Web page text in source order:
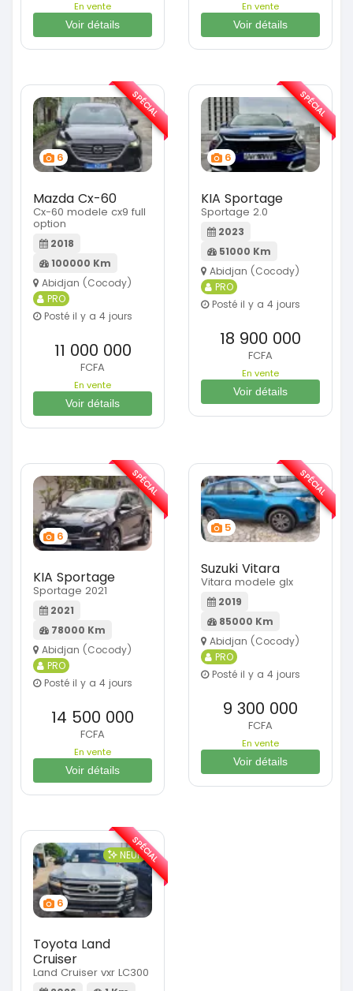
En vente
Voir détails
En vente
Voir détails
6
Mazda Cx-60
Cx-60 modele cx9 full
option
2018
100000 Km
Abidjan (Cocody)
PRO
Posté il y a 4 jours
11 000 000
FCFA
En vente
Voir détails
SPÉCIAL
6
KIA Sportage
Sportage 2.0
2023
51000 Km
Abidjan (Cocody)
PRO
Posté il y a 4 jours
18 900 000
FCFA
En vente
Voir détails
SPÉCIAL
6
KIA Sportage
Sportage 2021
2021
78000 Km
Abidjan (Cocody)
PRO
Posté il y a 4 jours
14 500 000
FCFA
En vente
Voir détails
SPÉCIAL
5
Suzuki Vitara
Vitara modele glx
2019
85000 Km
Abidjan (Cocody)
PRO
Posté il y a 4 jours
9 300 000
FCFA
En vente
Voir détails
SPÉCIAL
6
NEUF
Toyota Land
Cruiser
Land Cruiser vxr LC300
SPÉCIAL